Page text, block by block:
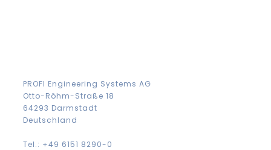
PROFI Engineering Systems AG
Otto-Röhm-Straße 18
64293 Darmstadt
Deutschland
Tel.: +49 6151 8290-0